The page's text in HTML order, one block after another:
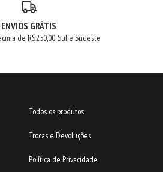
ENVIOS GRÁTIS
de R$250,00. Sul e Sudeste
Todos os produtos
Trocas e Devoluções
Política de Privacidade